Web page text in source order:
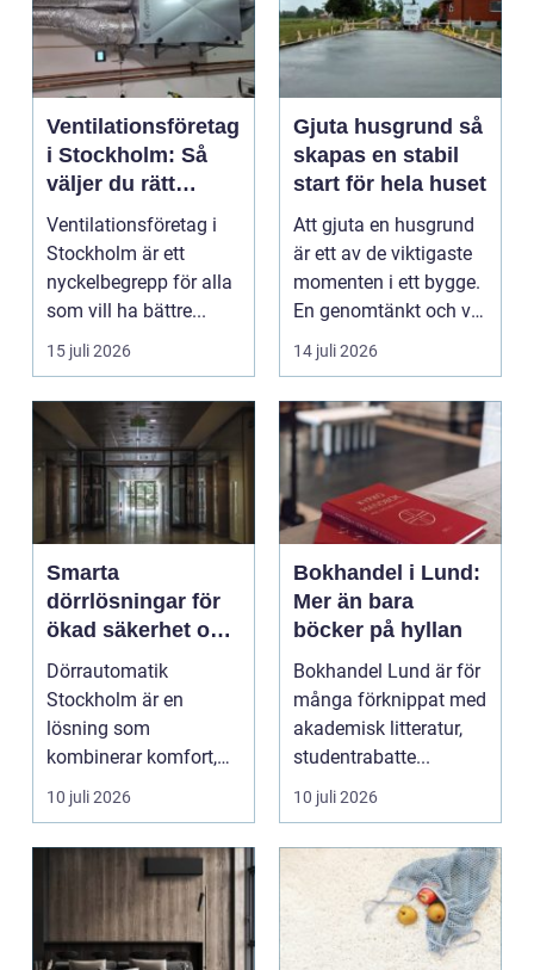
Ventilationsföretag
i Stockholm: Så
väljer du rätt
expert på frisk luft
Ventilationsföretag i
Stockholm är ett
nyckelbegrepp för alla
som vill ha bättre...
15 juli 2026
Gjuta husgrund så
skapas en stabil
start för hela huset
Att gjuta en husgrund
är ett av de viktigaste
momenten i ett bygge.
En genomtänkt och väl
utförd gru...
14 juli 2026
Smarta
dörrlösningar för
ökad säkerhet och
komfort
Dörrautomatik
Stockholm är en
lösning som
kombinerar komfort,
säkerhet och tillg...
10 juli 2026
Bokhandel i Lund:
Mer än bara
böcker på hyllan
Bokhandel Lund är för
många förknippat med
akademisk litteratur,
studentrabatte...
10 juli 2026